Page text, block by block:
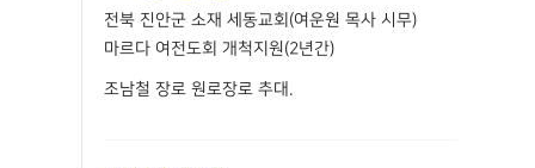
전북 진안군 소재 세동교회(여운원 목사 시무)
마르다 여전도회 개척지원(2년간)
조남철 장로 원로장로 추대.